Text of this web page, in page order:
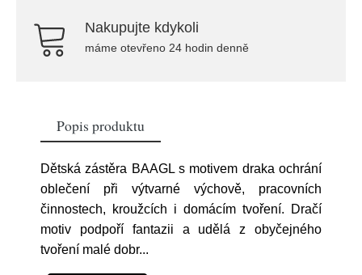
Nakupujte kdykoli
máme otevřeno 24 hodin denně
Popis produktu
Dětská zástěra BAAGL s motivem draka ochrání
oblečení při výtvarné výchově, pracovních
činnostech, kroužcích i domácím tvoření. Dračí
motiv podpoří fantazii a udělá z obyčejného
tvoření malé dobr...